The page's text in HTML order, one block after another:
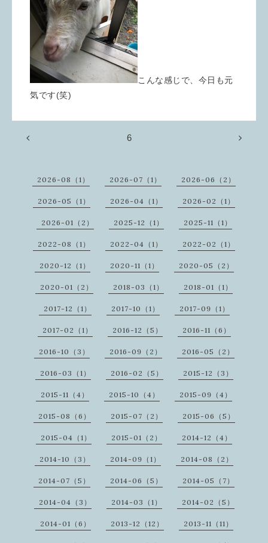
こんな感じで、今日も元
気です(笑)
6
2026-08（1） 2026-07（1） 2026-06（2）
2026-05（1） 2026-04（1） 2026-02（1）
2026-01（2） 2025-12（1） 2025-11（1）
2022-08（1） 2022-04（1） 2022-02（1）
2020-12（1） 2020-11（1） 2020-05（2）
2020-01（2） 2018-03（1） 2018-01（1）
2017-12（1） 2017-10（1） 2017-09（1）
2017-02（1） 2016-12（5） 2016-11（6）
2016-10（3） 2016-09（2） 2016-05（2）
2016-03（1） 2016-02（5） 2015-12（3）
2015-11（4） 2015-10（4） 2015-09（4）
2015-08（6） 2015-07（2） 2015-06（5）
2015-04（1） 2015-01（2） 2014-12（4）
2014-10（3） 2014-09（1） 2014-08（2）
2014-07（5） 2014-06（5） 2014-05（7）
2014-04（3） 2014-03（1） 2014-02（5）
2014-01（6） 2013-12（12） 2013-11（11）